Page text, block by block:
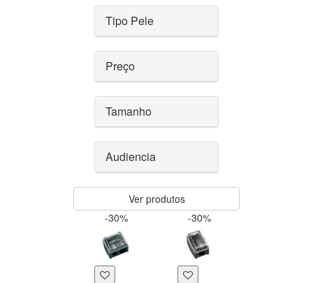
Tipo Pele
Preço
Tamanho
Audiencia
Ver produtos
-30%
-30%